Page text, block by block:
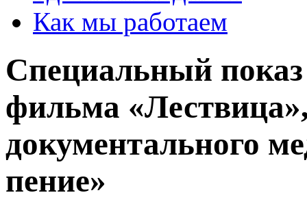
Как мы работаем
Специальный
фильма
документального
пение»